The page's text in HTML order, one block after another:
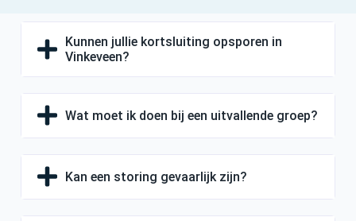
Kunnen jullie kortsluiting opsporen in
Vinkeveen?
Wat moet ik doen bij een uitvallende groep?
Kan een storing gevaarlijk zijn?